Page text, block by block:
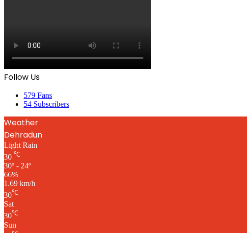
Follow Us
579 Fans
54 Subscribers
Weather
Dehradun
Light Rain
30 ℃
30º - 24º
66%
1.69 km/h
30℃
Sat
30℃
Sun